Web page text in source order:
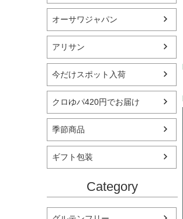
オーサワジャパン
アリサン
今だけスポット入荷
クロゆパ420円でお届け
季節商品
ギフト包装
Category